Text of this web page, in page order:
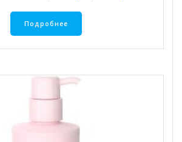
Подробнее